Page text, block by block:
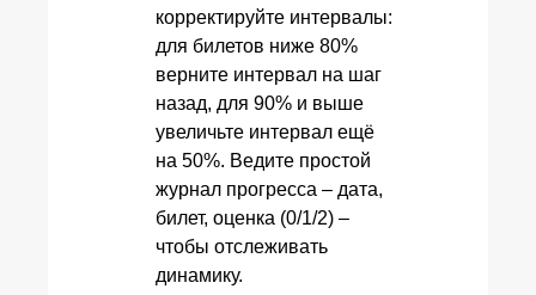
корректируйте интервалы:
для билетов ниже 80%
верните интервал на шаг
назад, для 90% и выше
увеличьте интервал ещё
на 50%. Ведите простой
журнал прогресса – дата,
билет, оценка (0/1/2) –
чтобы отслеживать
динамику.